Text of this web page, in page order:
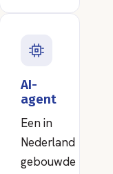
AI-
agent
Een in
Nederland
gebouwde